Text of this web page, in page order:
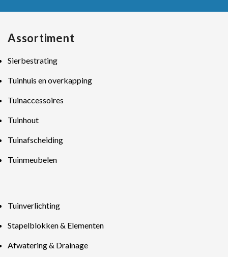
Assortiment
Sierbestrating
Tuinhuis en overkapping
Tuinaccessoires
Tuinhout
Tuinafscheiding
Tuinmeubelen
Tuinverlichting
Stapelblokken & Elementen
Afwatering & Drainage